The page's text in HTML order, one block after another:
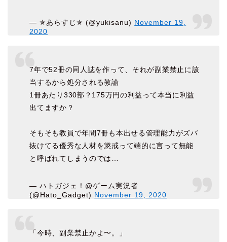
— ✯あらすじ✯ (@yukisanu) November 19,
2020
7年で52冊の同人誌を作って、それが副業禁止に該
当するから処分される教諭
1冊あたり330部？175万円の利益って本当に利益
出てますか？
そもそも教員で年間7冊も本出せる管理能力がズバ
抜けてる優秀な人材を懲戒って端的に言って無能
と呼ばれてしまうのでは…
— ハトガジェ！@ゲーム実況者
(@Hato_Gadget) November 19, 2020
「今時、副業禁止かよ〜。」